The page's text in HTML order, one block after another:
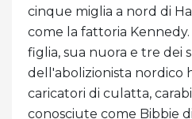
cinque miglia a nord di
come la fattoria
figlia, sua nuora e tre dei
dell'abolizionista nordico
caricatori di culatta,
conosciute come Bibbie